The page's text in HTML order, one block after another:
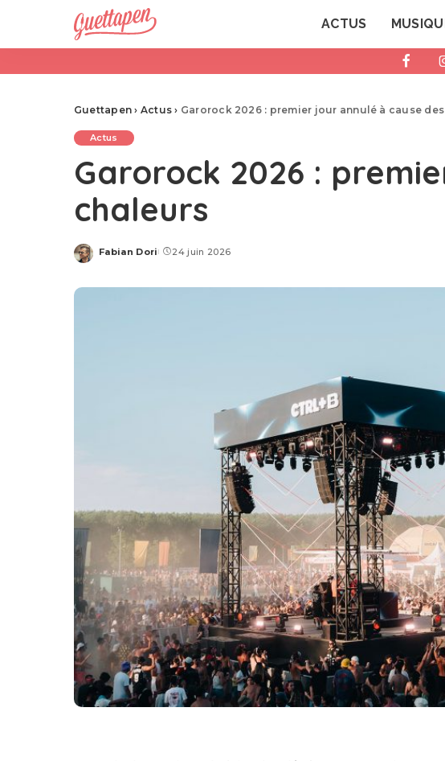
ACTUS
Guettapen › Actus › Garorock 2026 : premier jour annulé à cause
Actus
Garorock 2026 :
chaleurs
Posted
Fabian Dori 24 juin 2026